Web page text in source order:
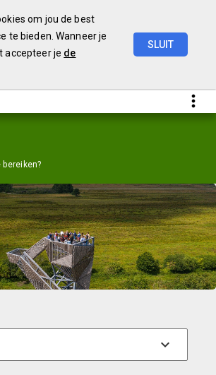
om jou de best
te bieden. Wanneer je
accepteer je de
SLUIT